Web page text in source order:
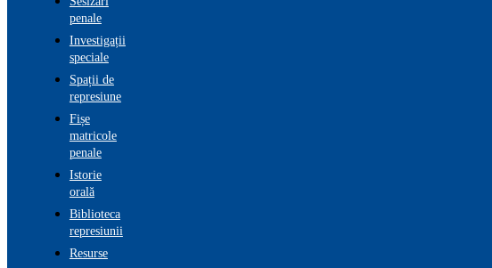
penale
Investigații
speciale
Spații de
represiune
Fișe
matricole
penale
Istorie
orală
Biblioteca
represiunii
Resurse